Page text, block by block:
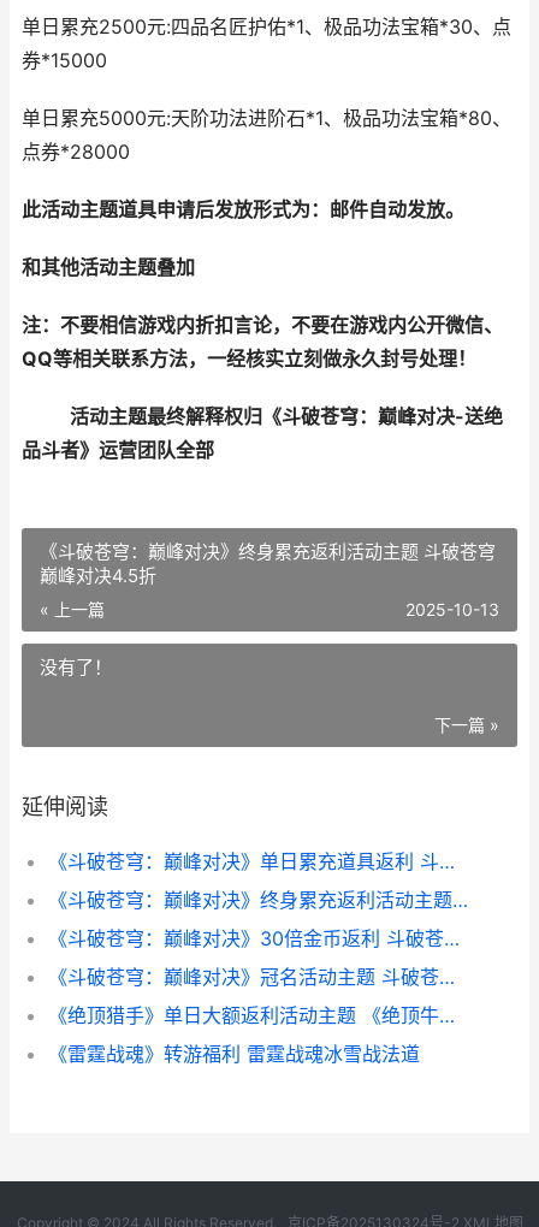
单日累充2500元:四品名匠护佑*1、极品功法宝箱*30、点
券*15000
单日累充5000元:天阶功法进阶石*1、极品功法宝箱*80、
点券*28000
此活动主题道具申请后发放形式为： 邮件自动发放。
和其他活动主题叠加
注：不要相信游戏内折扣言论，不要在游戏内公开微信、
QQ等相关联系方法，一经核实立刻做永久封号处理！
活动主题最终解释权归 《斗破苍穹：巅峰对决-送绝
品斗者》 运营团队全部
《斗破苍穹：巅峰对决》终身累充返利活动主题 斗破苍穹
巅峰对决4.5折
« 上一篇 2025-10-13
没有了！
下一篇 »
延伸阅读
《斗破苍穹：巅峰对决》单日累充道具返利 斗破苍穹巅峰对决最强阵容
《斗破苍穹：巅峰对决》终身累充返利活动主题 斗破苍穹巅峰对决4.5折
《斗破苍穹：巅峰对决》30倍金币返利 斗破苍穹巅峰对决破解版内购免费
《斗破苍穹：巅峰对决》冠名活动主题 斗破苍穹巅峰对决角色强度排行
《绝顶猎手》单日大额返利活动主题 《绝顶牛人》
《雷霆战魂》转游福利 雷霆战魂冰雪战法道
Copyright © 2024 All Rights Reserved. 京ICP备2025130324号-2 XML地图